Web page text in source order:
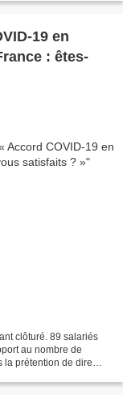
19 en
: êtes-
clôturé. 89 salariés
au nombre de
la prétention de dire